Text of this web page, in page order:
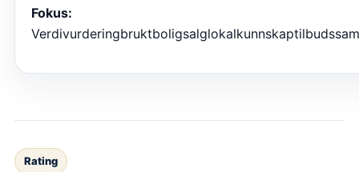
Fokus:
Verdivurderingbruktboligsalglokalkunnskap
Rating